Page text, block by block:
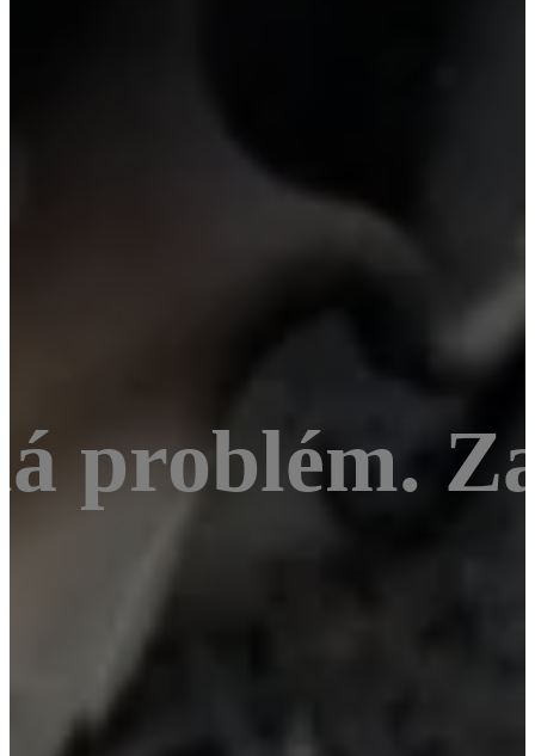
problém.